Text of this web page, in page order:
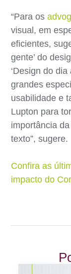
“Para os
visual, em
eficientes,
gente’ do
‘Design do
grandes
usabilidade e
Lupton para
importância
texto”, sugere.
Confira as
impacto do